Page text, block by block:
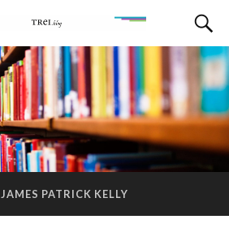
JAMES PATRICK KELLY